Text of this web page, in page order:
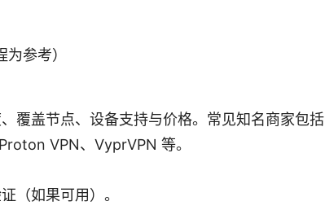
参考）
覆盖节点、设备支持与价格。常见知名商家包括
VPN、VyprVPN 等。
（如果可用）。